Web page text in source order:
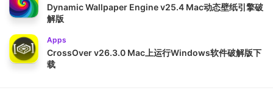
Dynamic Wallpaper Engine v25.4 Mac动态壁纸引擎破
解版
Apps
CrossOver v26.3.0 Mac上运行Windows软件破解版下
载